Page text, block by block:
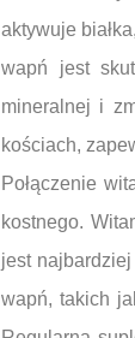
aktywuje
wapń jest
mineralnej i
kościach,
Połączenie
kostnego.
jest
wapń, takich